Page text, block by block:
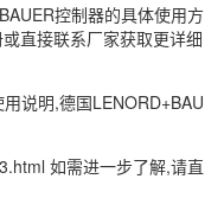
控制器的具体使用方
直接联系厂家获取更详细
说明,德国LENORD+BAU
如需进一步了解,请直